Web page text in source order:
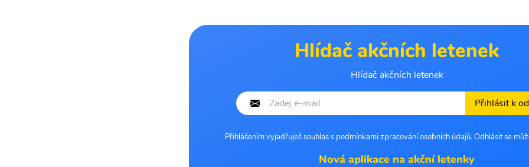
Hlídač akčních letenek
Hlídač akčních letenek
Přihlásit k
Přihlášením vyjadřuješ souhlas s podmínkami zpracování osobních údajů. Odhlásit se
Nová aplikace na akční letenky